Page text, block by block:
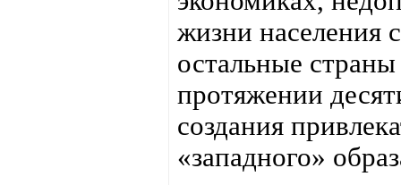
жизни населения
остальные
протяжении
создания
«западного»